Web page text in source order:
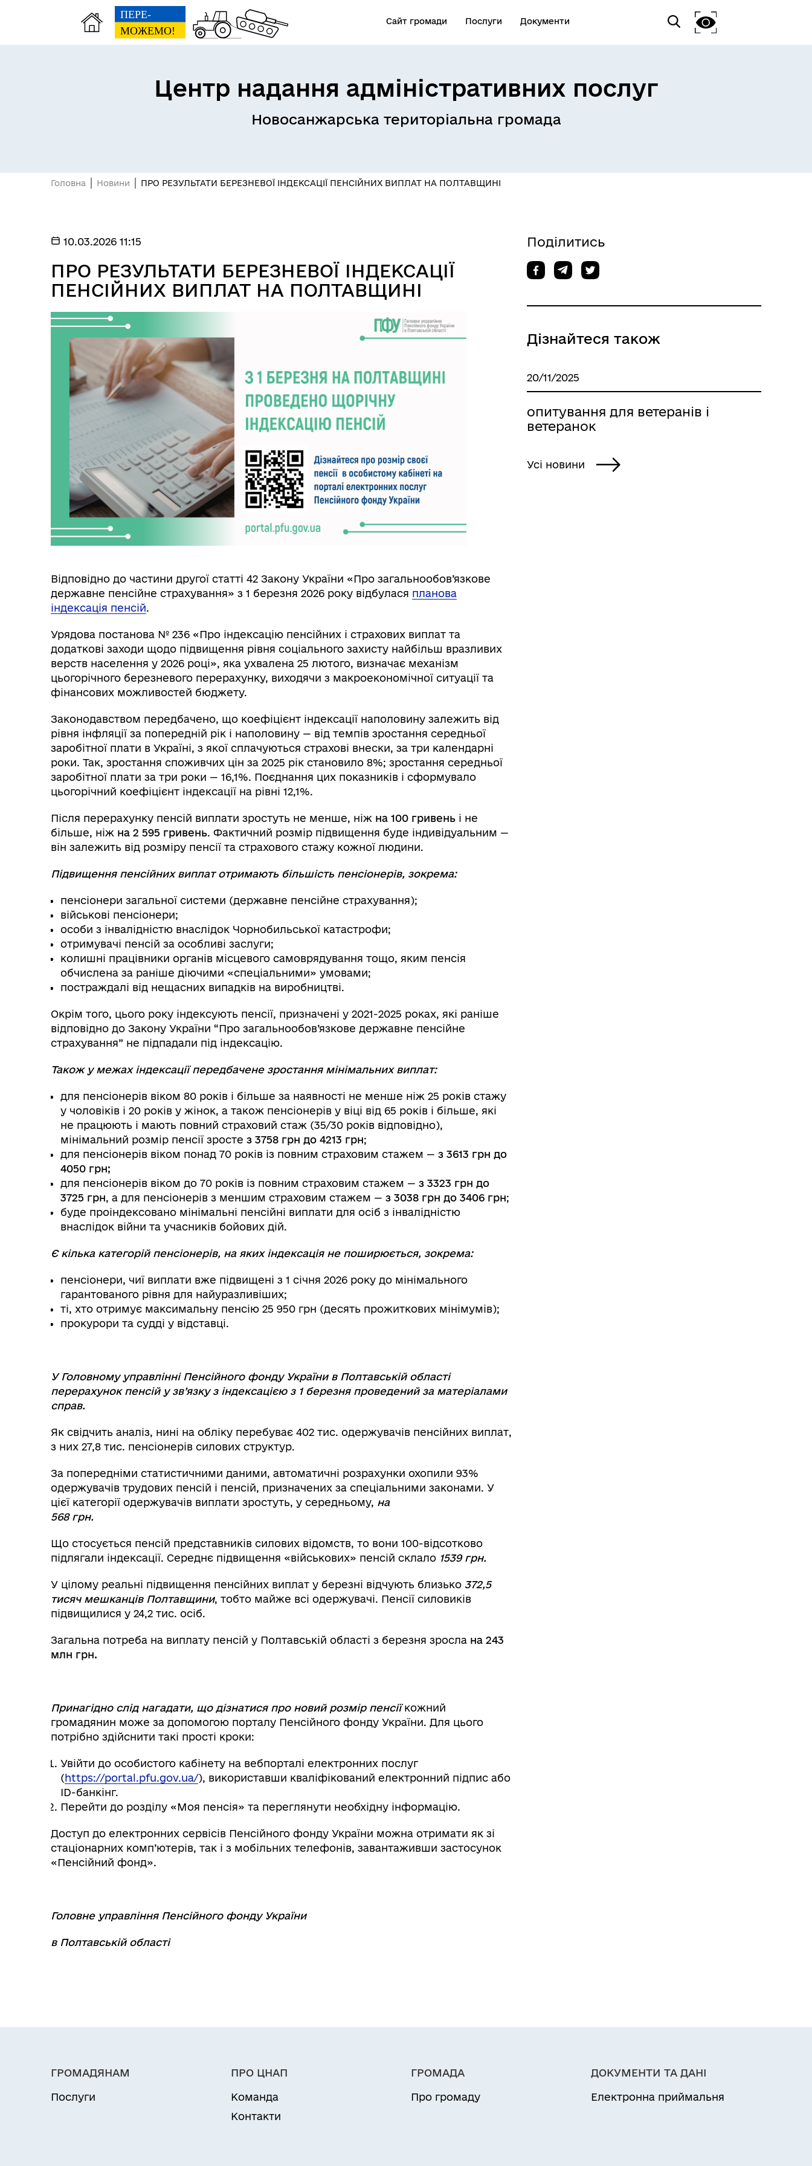
Сайт громади Послуги Документи
Центр надання адміністративних послуг
Новосанжарська територіальна громада
Головна Новини ПРО РЕЗУЛЬТАТИ БЕРЕЗНЕВОЇ ІНДЕКСАЦІЇ ПЕНСІЙНИХ ВИПЛАТ НА ПОЛТАВЩИНІ
10.03.2026 11:15
ПРО РЕЗУЛЬТАТИ БЕРЕЗНЕВОЇ ІНДЕКСАЦІЇ
ПЕНСІЙНИХ ВИПЛАТ НА ПОЛТАВЩИНІ
Відповідно до частини другої статті 42 Закону України «Про загальнообов’язкове
державне пенсійне страхування» з 1 березня 2026 року відбулася планова
індексація пенсій.
Урядова постанова № 236 «Про індексацію пенсійних і страхових виплат та
додаткові заходи щодо підвищення рівня соціального захисту найбільш вразливих
верств населення у 2026 році», яка ухвалена 25 лютого, визначає механізм
цьогорічного березневого перерахунку, виходячи з макроекономічної ситуації та
фінансових можливостей бюджету.
Законодавством передбачено, що коефіцієнт індексації наполовину залежить від
рівня інфляції за попередній рік і наполовину — від темпів зростання середньої
заробітної плати в Україні, з якої сплачуються страхові внески, за три календарні
роки. Так, зростання споживчих цін за 2025 рік становило 8%; зростання середньої
заробітної плати за три роки — 16,1%. Поєднання цих показників і сформувало
цьогорічний коефіцієнт індексації на рівні 12,1%.
Після перерахунку пенсій виплати зростуть не менше, ніж на 100 гривень і не
більше, ніж на 2 595 гривень. Фактичний розмір підвищення буде індивідуальним —
він залежить від розміру пенсії та страхового стажу кожної людини.
Підвищення пенсійних виплат отримають більшість пенсіонерів, зокрема:
пенсіонери загальної системи (державне пенсійне страхування);
військові пенсіонери;
особи з інвалідністю внаслідок Чорнобильської катастрофи;
отримувачі пенсій за особливі заслуги;
колишні працівники органів місцевого самоврядування тощо, яким пенсія
обчислена за раніше діючими «спеціальними» умовами;
постраждалі від нещасних випадків на виробництві.
Окрім того, цього року індексують пенсії, призначені у 2021-2025 роках, які раніше
відповідно до Закону України “Про загальнообов’язкове державне пенсійне
страхування” не підпадали під індексацію.
Також у межах індексації передбачене зростання мінімальних виплат:
для пенсіонерів віком 80 років і більше за наявності не менше ніж 25 років стажу
у чоловіків і 20 років у жінок, а також пенсіонерів у віці від 65 років і більше, які
не працюють і мають повний страховий стаж (35/30 років відповідно),
мінімальний розмір пенсії зросте з 3758 грн до 4213 грн;
для пенсіонерів віком понад 70 років із повним страховим стажем — з 3613 грн до
4050 грн;
для пенсіонерів віком до 70 років із повним страховим стажем — з 3323 грн до
3725 грн, а для пенсіонерів з меншим страховим стажем — з 3038 грн до 3406 грн;
буде проіндексовано мінімальні пенсійні виплати для осіб з інвалідністю
внаслідок війни та учасників бойових дій.
Є кілька категорій пенсіонерів, на яких індексація не поширюється, зокрема:
пенсіонери, чиї виплати вже підвищені з 1 січня 2026 року до мінімального
гарантованого рівня для найуразливіших;
ті, хто отримує максимальну пенсію 25 950 грн (десять прожиткових мінімумів);
прокурори та судді у відставці.
У Головному управлінні Пенсійного фонду України в Полтавській області
перерахунок пенсій у зв’язку з індексацією з 1 березня проведений за матеріалами
справ.
Як свідчить аналіз, нині на обліку перебуває 402 тис. одержувачів пенсійних виплат,
з них 27,8 тис. пенсіонерів силових структур.
За попередніми статистичними даними, автоматичні розрахунки охопили 93%
одержувачів трудових пенсій і пенсій, призначених за спеціальними законами. У
цієї категорії одержувачів виплати зростуть, у середньому, на
568 грн.
Що стосується пенсій представників силових відомств, то вони 100-відсотково
підлягали індексації. Середнє підвищення «військових» пенсій склало 1539 грн.
У цілому реальні підвищення пенсійних виплат у березні відчують близько 372,5
тисяч мешканців Полтавщини, тобто майже всі одержувачі. Пенсії силовиків
підвищилися у 24,2 тис. осіб.
Загальна потреба на виплату пенсій у Полтавській області з березня зросла на 243
млн грн.
Принагідно слід нагадати, що дізнатися про новий розмір пенсіїкожний
громадянин може за допомогою порталу Пенсійного фонду України. Для цього
потрібно здійснити такі прості кроки:
Увійти до особистого кабінету на вебпорталі електронних послуг
(https://portal.pfu.gov.ua/), використавши кваліфікований електронний підпис або
ID-банкінг.
Перейти до розділу «Моя пенсія» та переглянути необхідну інформацію.
Доступ до електронних сервісів Пенсійного фонду України можна отримати як зі
стаціонарних комп’ютерів, так і з мобільних телефонів, завантаживши застосунок
«Пенсійний фонд».
Головне управління Пенсійного фонду України
в Полтавській області
Поділитись
Дізнайтеся також
20/11/2025
опитування для ветеранів і
ветеранок
Усі новини
ГРОМАДЯНАМ
Послуги
ПРО ЦНАП
Команда
Контакти
ГРОМАДА
Про громаду
ДОКУМЕНТИ ТА ДАНІ
Електронна приймальня